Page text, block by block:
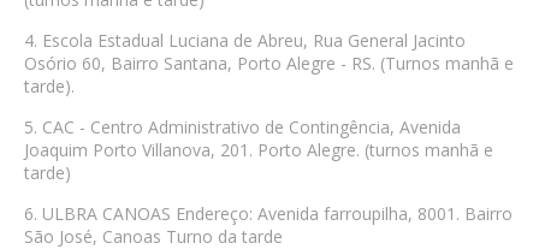
4. Escola Estadual Luciana de Abreu, Rua General Jacinto
Osório 60, Bairro Santana, Porto Alegre - RS. (Turnos manhã e
tarde).
5. CAC - Centro Administrativo de Contingência, Avenida
Joaquim Porto Villanova, 201. Porto Alegre. (turnos manhã e
tarde)
6. ULBRA CANOAS Endereço: Avenida farroupilha, 8001. Bairro
São José, Canoas Turno da tarde